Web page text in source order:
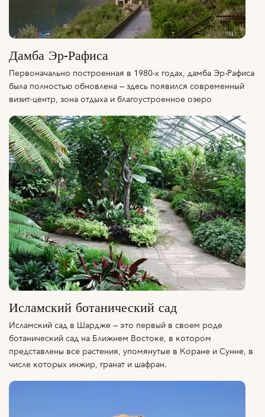
Дамба Эр-Рафиса
Первоначально построенная в 1980-х годах, дамба Эр-Рафиса
была полностью обновлена — здесь появился современный
визит-центр, зона отдыха и благоустроенное озеро
Исламский ботанический сад
Исламский сад в Шардже — это первый в своем роде
ботанический сад на Ближнем Востоке, в котором
представлены все растения, упомянутые в Коране и Сунне, в
числе которых инжир, гранат и шафран.